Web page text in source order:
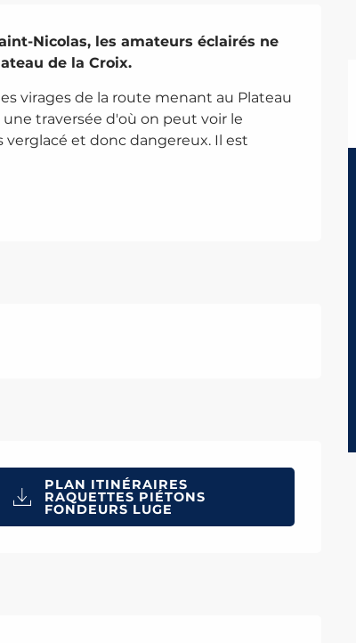
Nicolas, les amateurs éclairés ne
de la Croix.
virages de la route menant au Plateau
une traversée d'où on peut voir le
et donc dangereux. Il est
PLAN ITINÉRAIRES
RAQUETTES PIÉTONS
FONDEURS LUGE